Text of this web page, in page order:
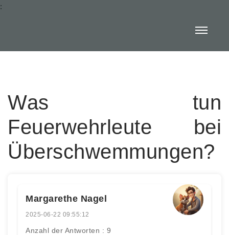
:
Was tun
Feuerwehrleute bei
Überschwemmungen?
Margarethe Nagel
2025-06-22 09:55:12
Anzahl der Antworten : 9